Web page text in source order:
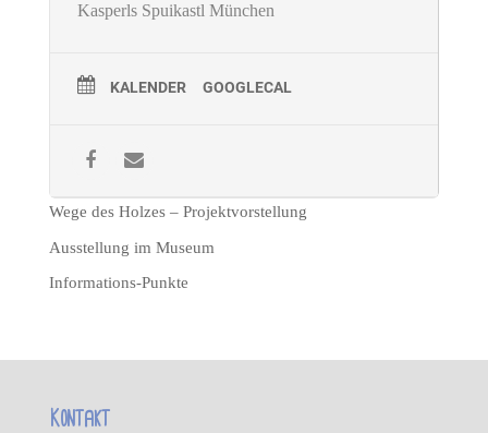
Kasperls Spuikastl München
KALENDER GOOGLECAL
Wege des Holzes – Projektvorstellung
Ausstellung im Museum
Informations-Punkte
Kontakt